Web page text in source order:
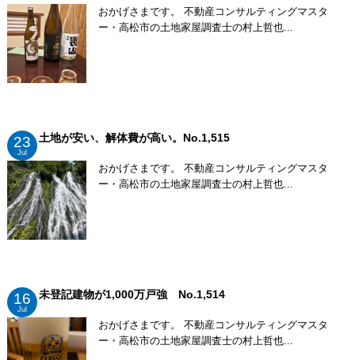
おかげさまです。 不動産コンサルティングマスタ
ー・高松市の土地家屋調査士の村上哲也...
23
Jul
土地が安い、解体費が高い。No.1,515
おかげさまです。 不動産コンサルティングマスタ
ー・高松市の土地家屋調査士の村上哲也...
16
Jul
未登記建物が1,000万戸強 No.1,514
おかげさまです。 不動産コンサルティングマスタ
ー・高松市の土地家屋調査士の村上哲也...